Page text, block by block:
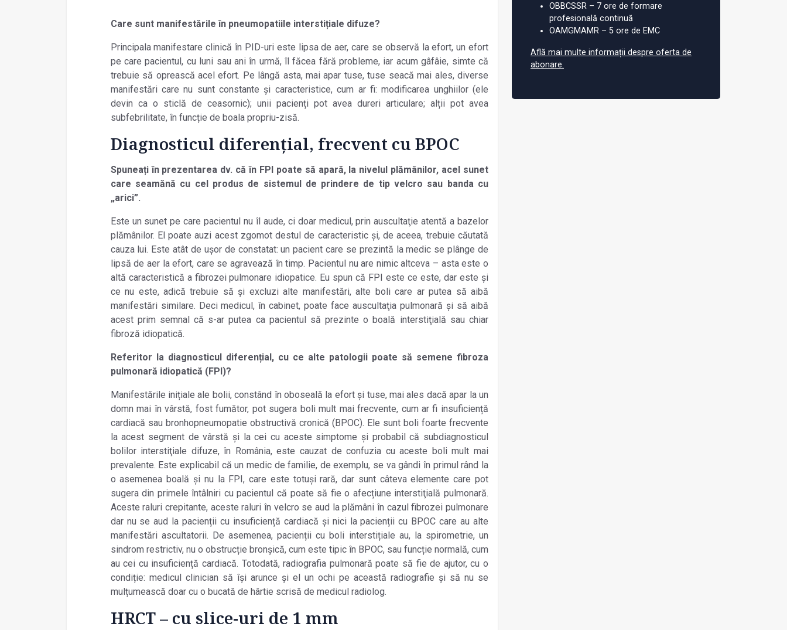
Care sunt manifestările în pneumopatiile interstițiale difuze?
Principala manifestare clinică în PID-uri este lipsa de aer, care se observă la efort, un efort
pe care pacientul, cu luni sau ani în urmă, îl făcea fără probleme, iar acum gâfâie, simte că
trebuie să oprească acel efort. Pe lângă asta, mai apar tuse, tuse seacă mai ales, diverse
manifestări care nu sunt constante și caracteristice, cum ar fi: modificarea unghiilor (ele
devin ca o sticlă de ceasornic); unii pacienți pot avea dureri articulare; alții pot avea
subfebrilitate, în funcție de boala propriu-zisă.
Diagnosticul diferențial, frecvent cu BPOC
Spuneați în prezentarea dv. că în FPI poate să apară, la nivelul plămânilor, acel sunet
care seamănă cu cel produs de sistemul de prindere de tipvelcro sau banda cu
„arici”.
Este un sunet pe care pacientul nu îl aude, ci doar medicul, prin auscultaţie atentă a bazelor
plămânilor. El poate auzi acest zgomot destul de caracteristic și, de aceea, trebuie căutată
cauza lui. Este atât de ușor de constatat: un pacient care se prezintă la medic se plânge de
lipsă de aer la efort, care se agravează în timp. Pacientul nu are nimic altceva – asta este o
altă caracteristică a fibrozei pulmonare idiopatice. Eu spun că FPI este ce este, dar este și
ce nu este, adică trebuie să și excluzi alte manifestări, alte boli care ar putea să aibă
manifestări similare. Deci medicul, în cabinet, poate face auscultaţia pulmonară și să aibă
acest prim semnal că s-ar putea ca pacientul să prezinte o boală interstiţială sau chiar
fibroză idiopatică.
Referitor la diagnosticul diferențial, cu ce alte patologii poate să semene fibroza
pulmonară idiopatică (FPI)?
Manifestările inițiale ale bolii, constând în oboseală la efort și tuse, mai ales dacă apar la un
domn mai în vârstă, fost fumător, pot sugera boli mult mai frecvente, cum ar fi insuficiență
cardiacă sau bronhopneumopatie obstructivă cronică (BPOC). Ele sunt boli foarte frecvente
la acest segment de vârstă și la cei cu aceste simptome și probabil că subdiagnosticul
bolilor interstiţiale difuze, în România, este cauzat de confuzia cu aceste boli mult mai
prevalente. Este explicabil că un medic de familie, de exemplu, se va gândi în primul rând la
o asemenea boală și nu la FPI, care este totuși rară, dar sunt câteva elemente care pot
sugera din primele întâlniri cu pacientul că poate să fie o afecțiune interstiţială pulmonară.
Aceste raluri crepitante, aceste raluri în velcro se aud la plămâni în cazul fibrozei pulmonare
dar nu se aud la pacienții cu insuficiență cardiacă și nici la pacienții cu BPOC care au alte
manifestări ascultatorii. De asemenea, pacienții cu boli interstițiale au, la spirometrie, un
sindrom restrictiv, nu o obstrucție bronșică, cum este tipic în BPOC, sau funcție normală, cum
au cei cu insuficiență cardiacă. Totodată, radiografia pulmonară poate să fie de ajutor, cu o
condiție: medicul clinician să își arunce și el un ochi pe această radiografie și să nu se
mulțumească doar cu o bucată de hârtie scrisă de medicul radiolog.
HRCT – cu slice-uri de 1 mm
OBBCSSR – 7 ore de formare
profesională continuă
OAMGMAMR – 5 ore de EMC
Află mai multe informații despre oferta de
abonare.